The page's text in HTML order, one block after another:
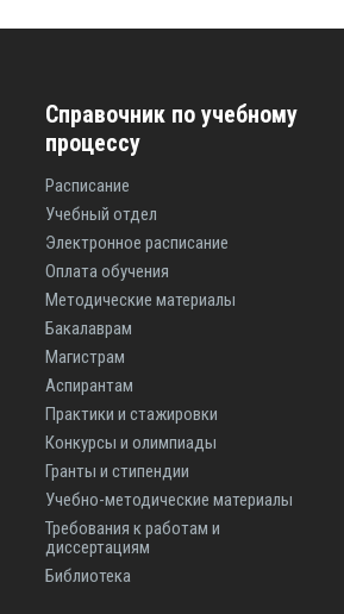
Справочник по учебному
процессу
Расписание
Учебный отдел
Электронное расписание
Оплата обучения
Методические материалы
Бакалаврам
Магистрам
Аспирантам
Практики и стажировки
Конкурсы и олимпиады
Гранты и стипендии
Учебно-методические материалы
Требования к работам и
диссертациям
Библиотека